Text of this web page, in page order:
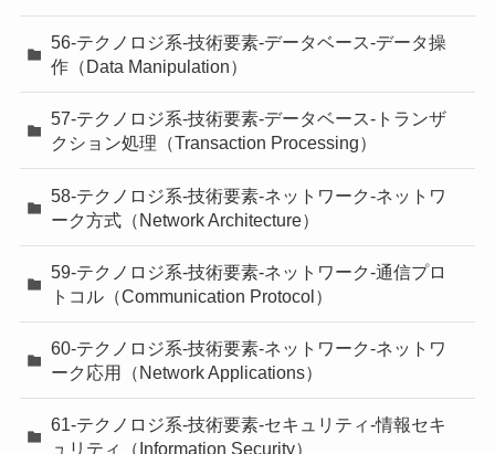
56-テクノロジ系-技術要素-データベース-データ操
作（Data Manipulation）
57-テクノロジ系-技術要素-データベース-トランザ
クション処理（Transaction Processing）
58-テクノロジ系-技術要素-ネットワーク-ネットワ
ーク方式（Network Architecture）
59-テクノロジ系-技術要素-ネットワーク-通信プロ
トコル（Communication Protocol）
60-テクノロジ系-技術要素-ネットワーク-ネットワ
ーク応用（Network Applications）
61-テクノロジ系-技術要素-セキュリティ-情報セキ
ュリティ（Information Security）